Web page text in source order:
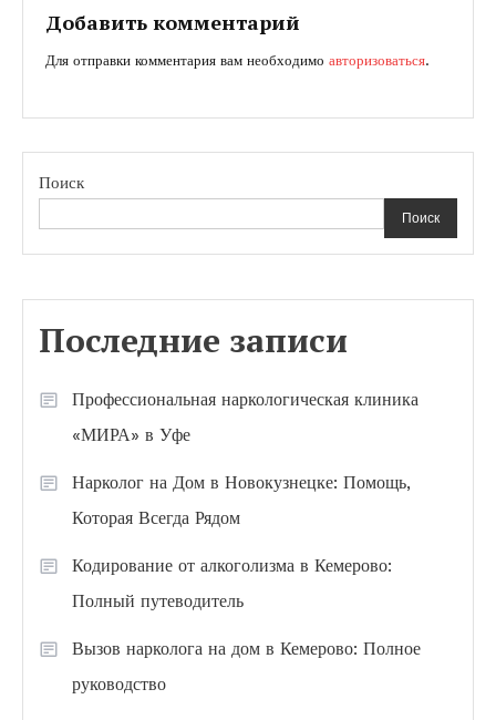
записям
Добавить комментарий
Для отправки комментария вам необходимо авторизоваться.
Поиск
Поиск
Последние записи
Профессиональная наркологическая клиника
«МИРА» в Уфе
Нарколог на Дом в Новокузнецке: Помощь,
Которая Всегда Рядом
Кодирование от алкоголизма в Кемерово:
Полный путеводитель
Вызов нарколога на дом в Кемерово: Полное
руководство